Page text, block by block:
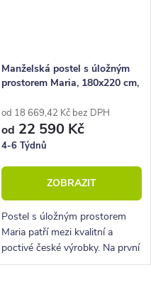
Manželská postel s úložným
prostorem Maria, 180x220 cm,
od 18 669,42 Kč bez DPH
od 22 590 Kč
4-6 Týdnů
ZOBRAZIT
Postel s úložným prostorem
Maria patří mezi kvalitní a
poctivé české výrobky. Na první
pohled zaujme lehkým a